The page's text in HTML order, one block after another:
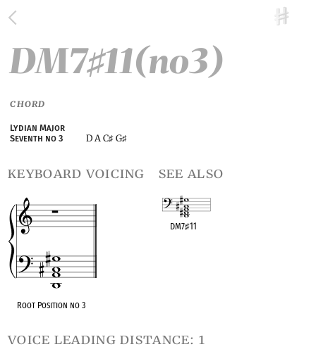
DM7♯11(no3)
CHORD
Lydian Major
Seventh no 3
D A C♯ G♯
keyboard voicing
Root Position no 3
see also
DM7♯11
voice leading distance: 1